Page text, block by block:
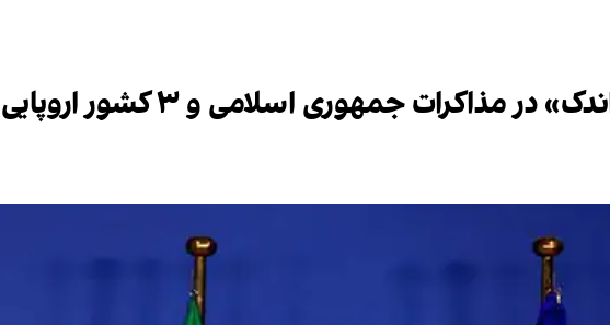
جمهوری اسلامی و ۳ کشور اروپایی در ژنو